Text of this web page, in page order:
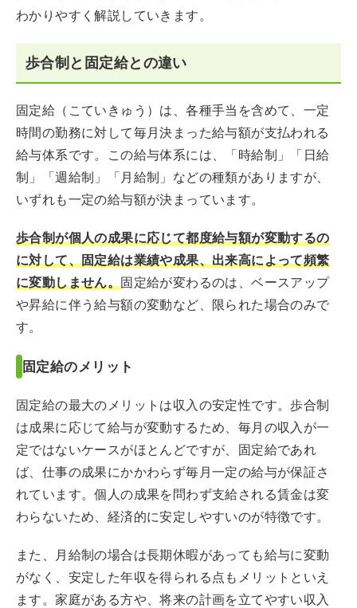
わかりやすく解説していきます。
歩合制と固定給との違い
固定給（こていきゅう）は、各種手当を含めて、一定
時間の勤務に対して毎月決まった給与額が支払われる
給与体系です。この給与体系には、「時給制」「日給
制」「週給制」「月給制」などの種類がありますが、
いずれも一定の給与額が決まっています。
歩合制が個人の成果に応じて都度給与額が変動するの
に対して、固定給は業績や成果、出来高によって頻繁
に変動しません。固定給が変わるのは、ベースアップ
や昇給に伴う給与額の変動など、限られた場合のみで
す。
固定給のメリット
固定給の最大のメリットは収入の安定性です。歩合制
は成果に応じて給与が変動するため、毎月の収入が一
定ではないケースがほとんどですが、固定給であれ
ば、仕事の成果にかかわらず毎月一定の給与が保証さ
れています。個人の成果を問わず支給される賃金は変
わらないため、経済的に安定しやすいのが特徴です。
また、月給制の場合は長期休暇があっても給与に変動
がなく、安定した年収を得られる点もメリットといえ
ます。家庭がある方や、将来の計画を立てやすい収入